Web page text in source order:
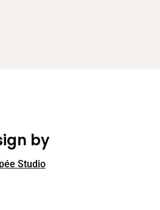
by
Studio